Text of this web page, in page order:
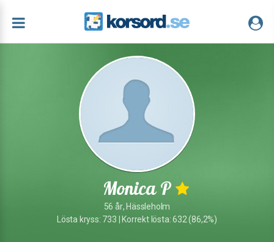
Monica P
56 år, Hässleholm
Lösta kryss: 733 | Korrekt lösta: 632 (86,2%)